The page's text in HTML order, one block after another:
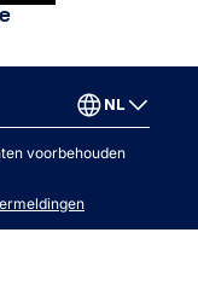
NL
voorbehouden